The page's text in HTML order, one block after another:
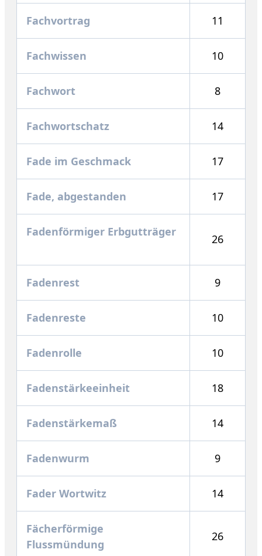
Fachvortrag 11
Fachwissen 10
Fachwort 8
Fachwortschatz 14
Fade im Geschmack 17
Fade, abgestanden 17
Fadenförmiger Erbgutträger
26
Fadenrest 9
Fadenreste 10
Fadenrolle 10
Fadenstärkeeinheit 18
Fadenstärkemaß 14
Fadenwurm 9
Fader Wortwitz 14
Fächerförmige
Flussmündung
26